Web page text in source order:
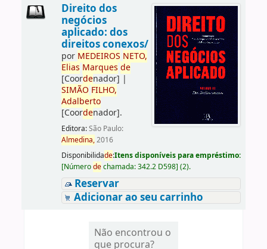
Direito dos
negócios
aplicado: dos
direitos conexos/
por MEDEIROS NETO,
Elias Marques de
[Coordenador] |
SIMÃO FILHO,
Adalberto
[Coordenador].
Editora:São Paulo:
Almedina,2016
Disponibilidade:Itens disponíveis para empréstimo:
[Númerodechamada:342.2 D598] (2).
Reservar
Adicionar ao seu carrinho
Não encontrou o
que procura?